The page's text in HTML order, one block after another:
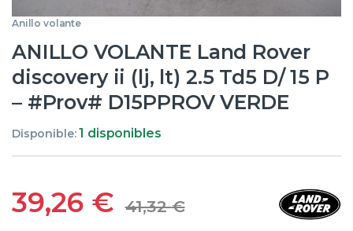
Anillo volante
ANILLO VOLANTE Land Rover
discovery ii (lj, lt) 2.5 Td5 D/ 15 P
– #Prov# D15PPROV VERDE
Disponible:1 disponibles
39,26 € 41,32€